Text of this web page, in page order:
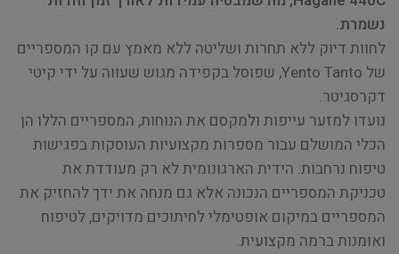
נשמרת.
לחוות דיוק ללא תחרות ושליטה ללא מאמץ עם קו המספריים
של Yento Tanto, שפוסל בקפידה מגוש שעווה על ידי קיטי
דקרסגיטר.
נועדו למזער עייפות ולמקסם את הנוחות, המספריים הללו הן
הכלי המושלם עבור מספרות מקצועיות העוסקות בפגישות
טיפוח נרחבות. הידית הארגונומית לא רק מעודדת את
טכניקת המספריים הנכונה אלא גם מנחה את ידך להחזיק את
המספריים במיקום אופטימלי לחיתוכים מדויקים, לטיפוח
ואומנות ברמה מקצועית.